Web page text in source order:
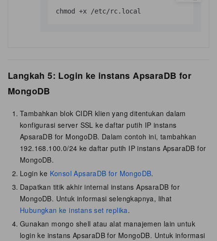
chmod +x /etc/rc.local
Langkah 5: Login ke instans ApsaraDB for
MongoDB
Tambahkan blok CIDR klien yang ditentukan dalam
konfigurasi server SSL ke daftar putih IP instans
ApsaraDB for MongoDB. Dalam contoh ini, tambahkan
192.168.100.0/24 ke daftar putih IP instans ApsaraDB for
MongoDB.
Login ke Konsol ApsaraDB for MongoDB.
Dapatkan titik akhir internal instans ApsaraDB for
MongoDB. Untuk informasi selengkapnya, lihat
Hubungkan ke instans set replika.
Gunakan mongo shell atau alat manajemen lain untuk
login ke instans ApsaraDB for MongoDB. Untuk informasi